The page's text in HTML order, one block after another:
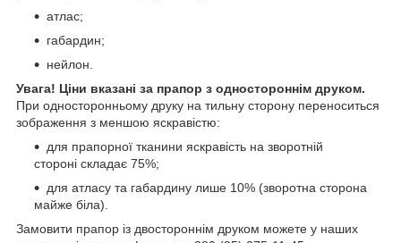
атлас;
габардин;
нейлон.
Увага! Ціни вказані за прапор з одностороннім друком.
При односторонньому друку на тильну сторону переноситься
зображення з меншою яскравістю:
для прапорної тканини яскравість на зворотній
стороні складає 75%;
для атласу та габардину лише 10% (зворотна сторона
майже біла).
Замовити прапор із двостороннім друком можете у наших